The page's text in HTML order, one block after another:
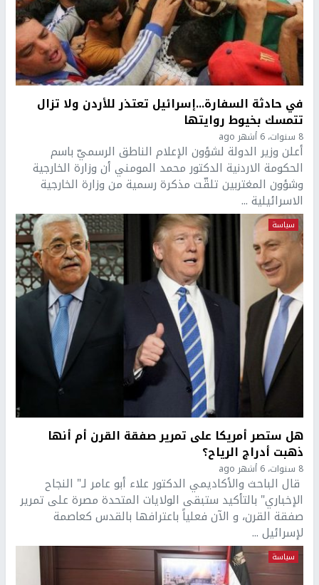
في حادثة السفارة...إسرائيل تعتذر للأردن ولا تزال
تتمسك بخيوط روايتها
8 سنوات، 6 أشهر ago
أعلن وزير الدولة لشؤون الإعلام الناطق الرسميّ باسم
الحكومة الاردنية الدكتور محمد المومني أن وزارة الخارجية
وشؤون المغتربين تلقّت مذكرة رسمية من وزارة الخارجية
الاسرائيلية ...
سياسة
هل ستصر أمريكا على تمرير صفقة القرن أم أنها
ذهبت أدراج الرياح؟
8 سنوات، 6 أشهر ago
قال الباحث والأكاديمي الدكتور علاء أبو عامر لـ" النجاح
الإخباري" بالتأكيد ستبقى الولايات المتحدة مصرة على تمرير
صفقة القرن، و الآن فعلياً باعترافها بالقدس كعاصمة
لإسرائيل ...
سياسة